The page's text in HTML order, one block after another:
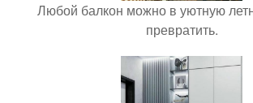
Любой балкон можно в уютную
превратить.